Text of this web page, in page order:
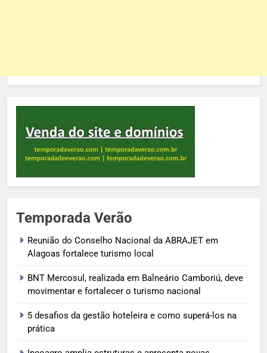
Temporada Verão
Reunião do Conselho Nacional da ABRAJET em
Alagoas fortalece turismo local
BNT Mercosul, realizada em Balneário Camboriú, deve
movimentar e fortalecer o turismo nacional
5 desafios da gestão hoteleira e como superá-los na
prática